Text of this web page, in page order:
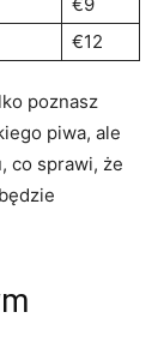
€12
‌poznasz
piwa, ale
co sprawi, że